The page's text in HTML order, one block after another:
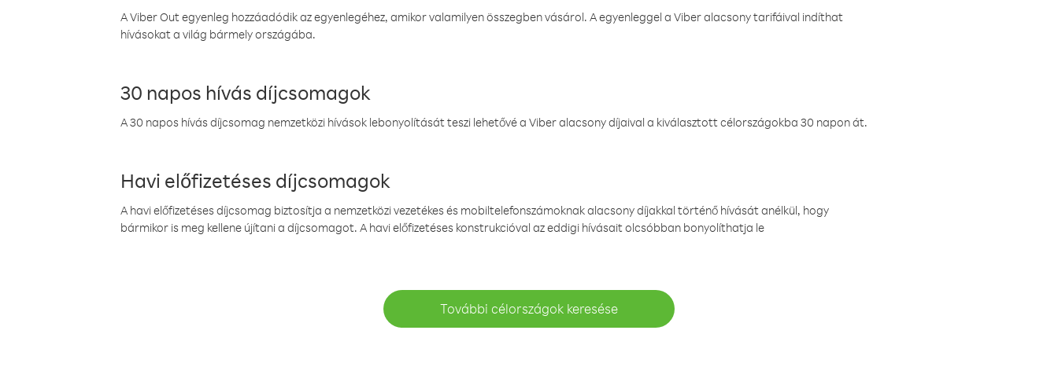
A Viber Out egyenleg hozzáadódik az egyenlegéhez, amikor valamilyen összegben vásárol. A egyenleggel a Viber alacsony tarifáival indíthat
hívásokat a világ bármely országába.
30 napos hívás díjcsomagok
A 30 napos hívás díjcsomag nemzetközi hívások lebonyolítását teszi lehetővé a Viber alacsony díjaival a kiválasztott célországokba 30 napon át.
Havi előfizetéses díjcsomagok
A havi előfizetéses díjcsomag biztosítja a nemzetközi vezetékes és mobiltelefonszámoknak alacsony díjakkal történő hívását anélkül, hogy
bármikor is meg kellene újítani a díjcsomagot. A havi előfizetéses konstrukcióval az eddigi hívásait olcsóbban bonyolíthatja le
További célországok keresése